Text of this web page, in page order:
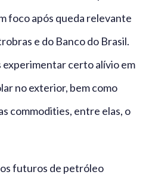
foco após queda relevante
e do Banco do Brasil.
experimentar certo alívio em
no exterior, bem como
commodities, entre elas, o
futuros de petróleo